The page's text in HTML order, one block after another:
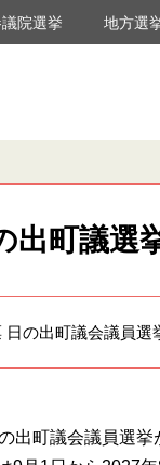
院選挙 地方選
出町議
日の出町議会議員選
町議会議員選